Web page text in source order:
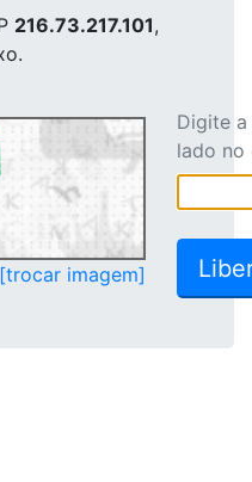
216.73.217.101,
[trocar imagem]
Digite
lado no